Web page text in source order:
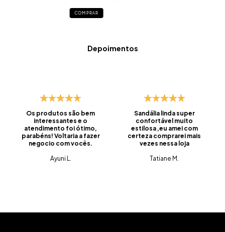
COMPRAR
Depoimentos
Os produtos são bem
interessantes e o
atendimento foi ótimo,
parabéns! Voltaria a fazer
negocio com vocês.
Ayuni L.
Sandália linda super
confortável muito
estilosa ,eu amei com
certeza comprarei mais
vezes nessa loja
Tatiane M.